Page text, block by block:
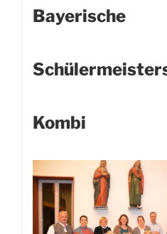
Bayerische
Kombi